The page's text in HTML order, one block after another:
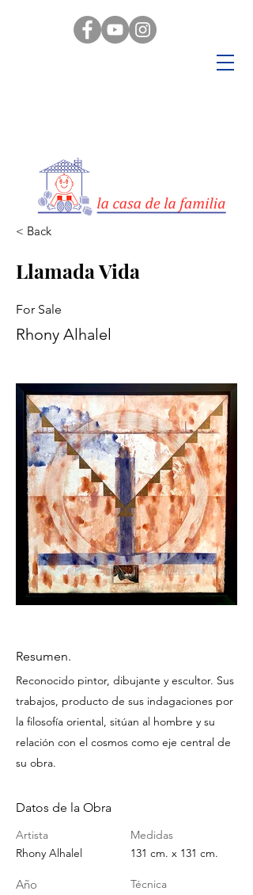
< Back
Llamada Vida
For Sale
Rhony Alhalel
Resumen.
Reconocido pintor, dibujante y escultor. Sus
trabajos, producto de sus indagaciones por
la filosofía oriental, sitúan al hombre y su
relación con el cosmos como eje central de
su obra.
Datos de la Obra
Artista
Rhony Alhalel
Año
Medidas
131 cm. x 131 cm.
Técnica